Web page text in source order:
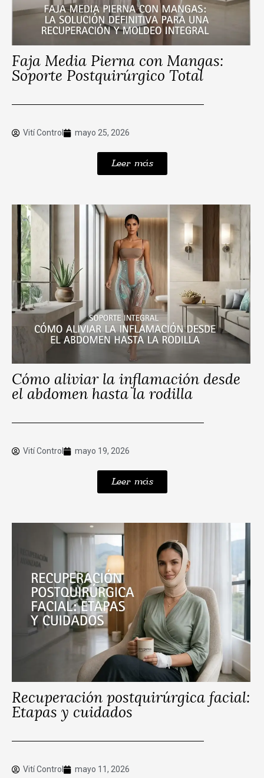
Faja Media Pierna con Mangas:
Soporte Postquirúrgico Total
Vití Control mayo 25, 2026
Leer más
Cómo aliviar la inflamación desde
el abdomen hasta la rodilla
Vití Control mayo 19, 2026
Leer más
Recuperación postquirúrgica facial:
Etapas y cuidados
Vití Control mayo 11, 2026